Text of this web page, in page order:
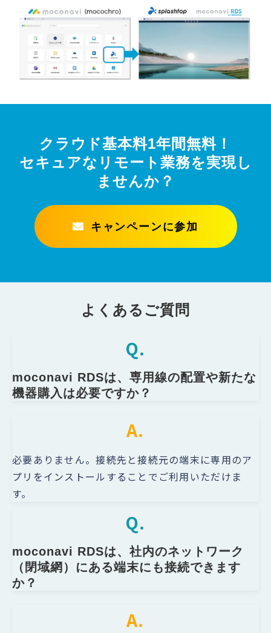
クラウド基本料1年間無料！
セキュアなリモート業務を実現し
ませんか？
キャンペーンに参加
よくあるご質問
Q.
moconavi RDSは、専用線の配置や新たな
機器購入は必要ですか？
A.
必要ありません。接続先と接続元の端末に専用のア
プリをインストールすることでご利用いただけま
す。
Q.
moconavi RDSは、社内のネットワーク
（閉域網）にある端末にも接続できます
か？
A.